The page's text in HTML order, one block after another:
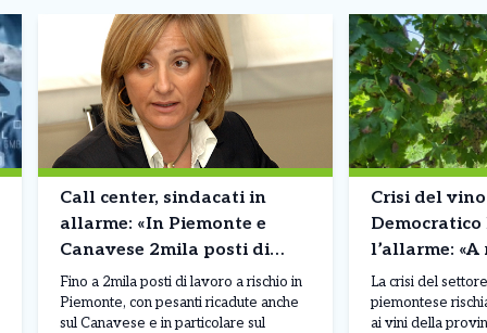
Call center, sindacati in
allarme: «In Piemonte e
Canavese 2mila posti di
lavoro a rischio con
l’intelligenza artificiale»
Fino a 2mila posti di lavoro a rischio in
Piemonte, con pesanti ricadute anche
sul Canavese e in particolare sul
Crisi del
l’allarme:
Erbaluce,
Canavese
La crisi del
piemontese
ai vini della